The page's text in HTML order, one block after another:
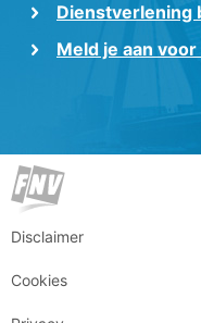
Dienstverlening
Meld je aan
Disclaimer
Cookies